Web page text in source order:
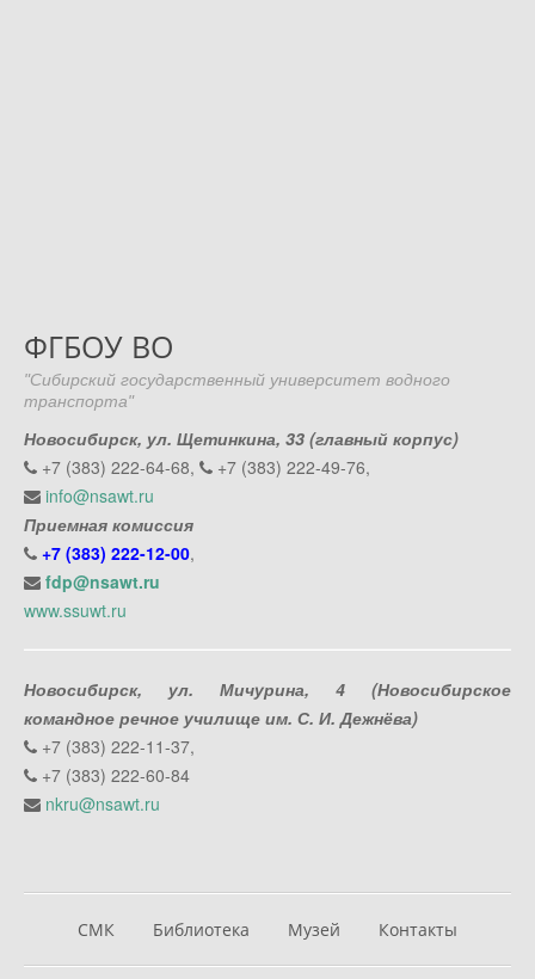
ФГБОУ ВО
"Сибирский государственный университет водного
транспорта"
Новосибирск, ул. Щетинкина, 33 (главный корпус)
+7 (383) 222-64-68,
+7 (383) 222-49-76,
info@nsawt.ru
Приемная комиссия
+7 (383) 222-12-00,
fdp@nsawt.ru
www.ssuwt.ru
Новосибирск, ул. Мичурина, 4 (Новосибирское
командное речное училище им. С. И. Дежнёва)
+7 (383) 222-11-37,
+7 (383) 222-60-84
nkru@nsawt.ru
СМК Библиотека Музей Контакты